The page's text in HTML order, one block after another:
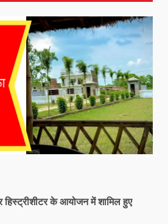
हिस्ट्रीशीटर के आयोजन में शामिल हुए